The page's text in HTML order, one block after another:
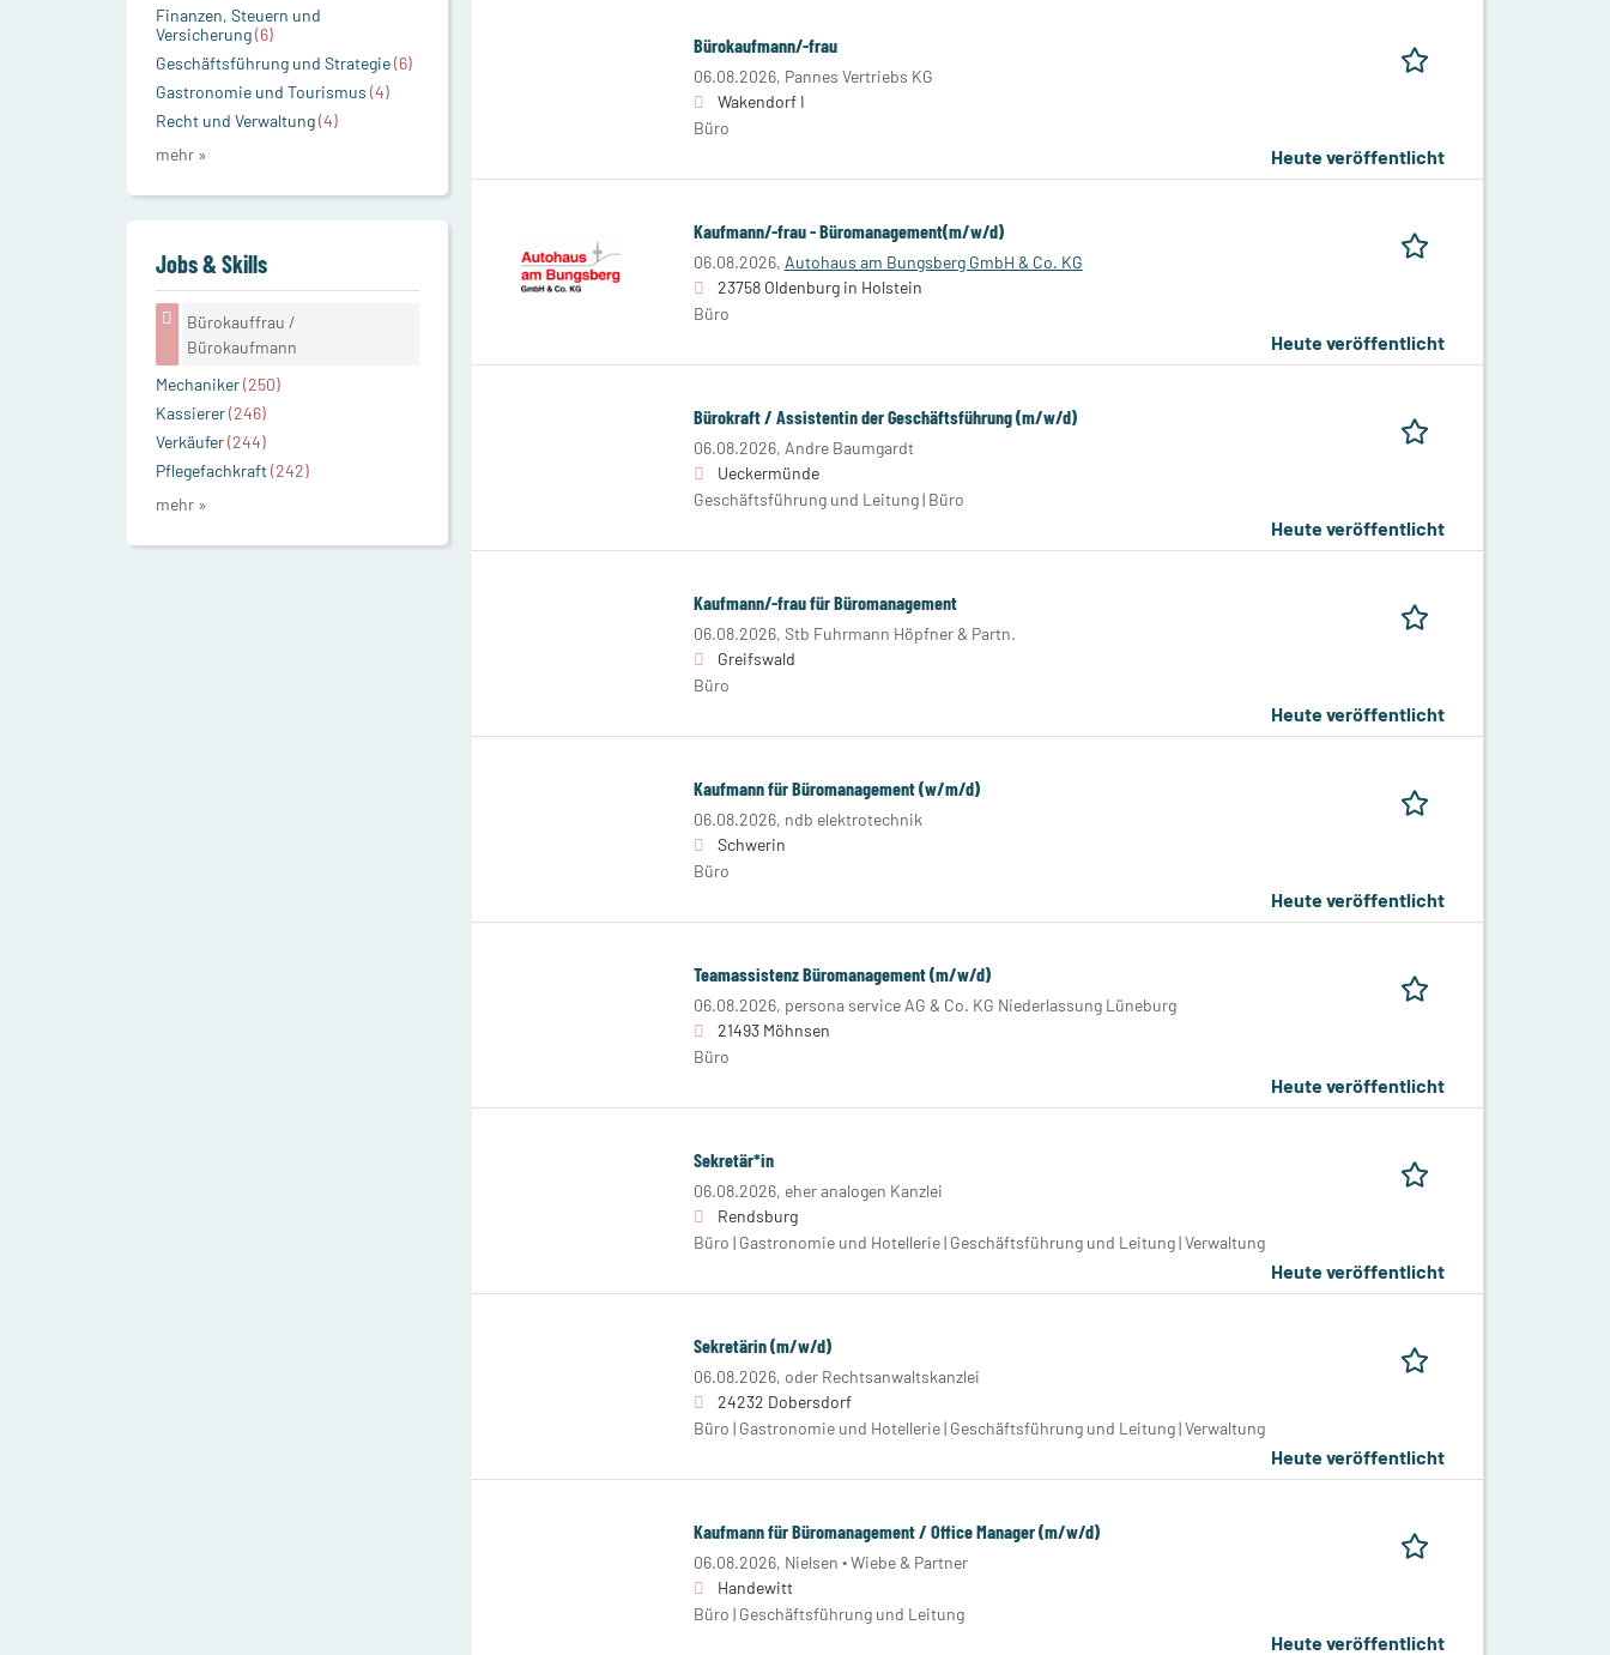
Bürokaufmann/-frau
06.08.2026, Pannes Vertriebs KG
Wakendorf I
Büro
Heute veröffentlicht
Kaufmann/-frau - Büromanagement(m/w/d)
06.08.2026, Autohaus am Bungsberg GmbH & Co. KG
23758 Oldenburg in Holstein
Büro
Heute veröffentlicht
Bürokraft / Assistentin der Geschäftsführung (m/w/d)
06.08.2026, Andre Baumgardt
Ueckermünde
Geschäftsführung und Leitung | Büro
Heute veröffentlicht
Kaufmann/-frau für Büromanagement
06.08.2026, Stb Fuhrmann Höpfner & Partn.
Greifswald
Büro
Heute veröffentlicht
Kaufmann für Büromanagement (w/m/d)
06.08.2026, ndb elektrotechnik
Schwerin
Büro
Heute veröffentlicht
Teamassistenz Büromanagement (m/w/d)
06.08.2026, persona service AG & Co. KG Niederlassung Lüneburg
21493 Möhnsen
Büro
Heute veröffentlicht
Sekretär*in
06.08.2026, eher analogen Kanzlei
Rendsburg
Büro | Gastronomie und Hotellerie | Geschäftsführung und Leitung | Verwaltung
Heute veröffentlicht
Sekretärin (m/w/d)
06.08.2026, oder Rechtsanwaltskanzlei
24232 Dobersdorf
Büro | Gastronomie und Hotellerie | Geschäftsführung und Leitung | Verwaltung
Heute veröffentlicht
Kaufmann für Büromanagement / Office Manager (m/w/d)
06.08.2026, Nielsen ∙ Wiebe & Partner
Handewitt
Büro | Geschäftsführung und Leitung
Heute veröffentlicht
Finanzen, Steuern und
Versicherung(6)
Geschäftsführung und Strategie(6)
Gastronomie und Tourismus (4)
Recht und Verwaltung(4)
mehr »
Jobs & Skills
Bürokauffrau /
Bürokaufmann
Mechaniker(250)
Kassierer(246)
Verkäufer(244)
Pflegefachkraft(242)
mehr »